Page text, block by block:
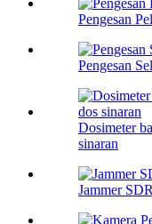
Pengesan
Pengesan
Dosimeter
sinaran
Jammer